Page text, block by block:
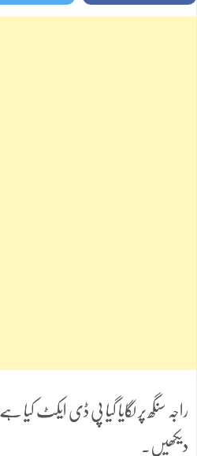
راجہ سنگھ پر لگایا گیا پی ڈی ایکٹ
دیکھیں۔